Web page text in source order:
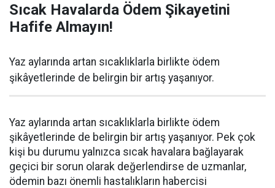
Sıcak Havalarda Ödem Şikayetini
Hafife Almayın!
Yaz aylarında artan sıcaklıklarla birlikte ödem
şikâyetlerinde de belirgin bir artış yaşanıyor.
Yaz aylarında artan sıcaklıklarla birlikte ödem
şikâyetlerinde de belirgin bir artış yaşanıyor. Pek çok
kişi bu durumu yalnızca sıcak havalara bağlayarak
geçici bir sorun olarak değerlendirse de uzmanlar,
ödemin bazı önemli hastalıkların habercisi